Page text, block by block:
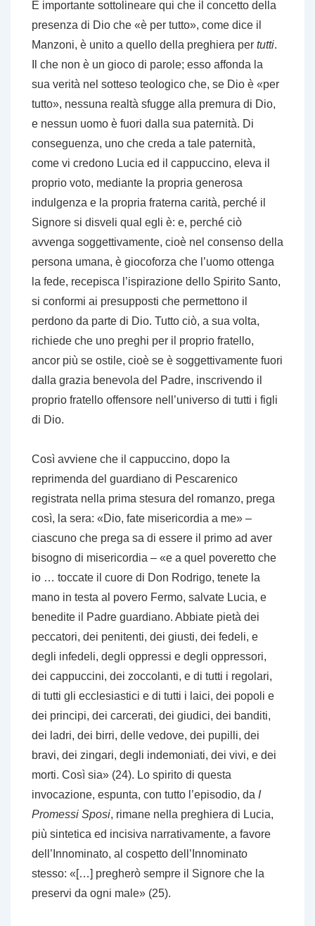
È importante sottolineare qui che il concetto della
presenza di Dio che «è per tutto», come dice il
Manzoni, è unito a quello della preghiera per tutti.
Il che non è un gioco di parole; esso affonda la
sua verità nel sotteso teologico che, se Dio è «per
tutto», nessuna realtà sfugge alla premura di Dio,
e nessun uomo è fuori dalla sua paternità. Di
conseguenza, uno che creda a tale paternità,
come vi credono Lucia ed il cappuccino, eleva il
proprio voto, mediante la propria generosa
indulgenza e la propria fraterna carità, perché il
Signore si disveli qual egli è: e, perché ciò
avvenga soggettivamente, cioè nel consenso della
persona umana, è giocoforza che l’uomo ottenga
la fede, recepisca l’ispirazione dello Spirito Santo,
si conformi ai presupposti che permettono il
perdono da parte di Dio. Tutto ciò, a sua volta,
richiede che uno preghi per il proprio fratello,
ancor più se ostile, cioè se è soggettivamente fuori
dalla grazia benevola del Padre, inscrivendo il
proprio fratello offensore nell’universo di tutti i figli
di Dio.
Così avviene che il cappuccino, dopo la
reprimenda del guardiano di Pescarenico
registrata nella prima stesura del romanzo, prega
così, la sera: «Dio, fate misericordia a me» –
ciascuno che prega sa di essere il primo ad aver
bisogno di misericordia – «e a quel poveretto che
io … toccate il cuore di Don Rodrigo, tenete la
mano in testa al povero Fermo, salvate Lucia, e
benedite il Padre guardiano. Abbiate pietà dei
peccatori, dei penitenti, dei giusti, dei fedeli, e
degli infedeli, degli oppressi e degli oppressori,
dei cappuccini, dei zoccolanti, e di tutti i regolari,
di tutti gli ecclesiastici e di tutti i laici, dei popoli e
dei principi, dei carcerati, dei giudici, dei banditi,
dei ladri, dei birri, delle vedove, dei pupilli, dei
bravi, dei zingari, degli indemoniati, dei vivi, e dei
morti. Così sia» (24). Lo spirito di questa
invocazione, espunta, con tutto l’episodio, da I
Promessi Sposi, rimane nella preghiera di Lucia,
più sintetica ed incisiva narrativamente, a favore
dell’Innominato, al cospetto dell’Innominato
stesso: «[…] pregherò sempre il Signore che la
preservi da ogni male» (25).